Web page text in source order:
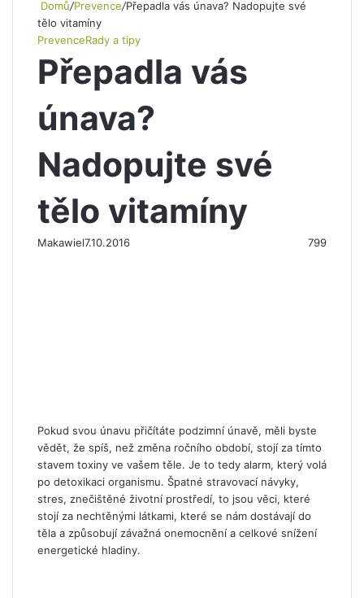
Domů/Prevence/Přepadla vás únava? Nadopujte své
tělo vitamíny
PrevenceRady a tipy
Přepadla vás
únava?
Nadopujte své
tělo vitamíny
Makawiel7.10.2016 799
Pokud svou únavu přičítáte podzimní únavě, měli byste
vědět, že spíš, než změna ročního období, stojí za tímto
stavem toxiny ve vašem těle. Je to tedy alarm, který volá
po detoxikaci organismu. Špatné stravovací návyky,
stres, znečištěné životní prostředí, to jsou věci, které
stojí za nechtěnými látkami, které se nám dostávají do
těla a způsobují závažná onemocnění a celkové snížení
energetické hladiny.